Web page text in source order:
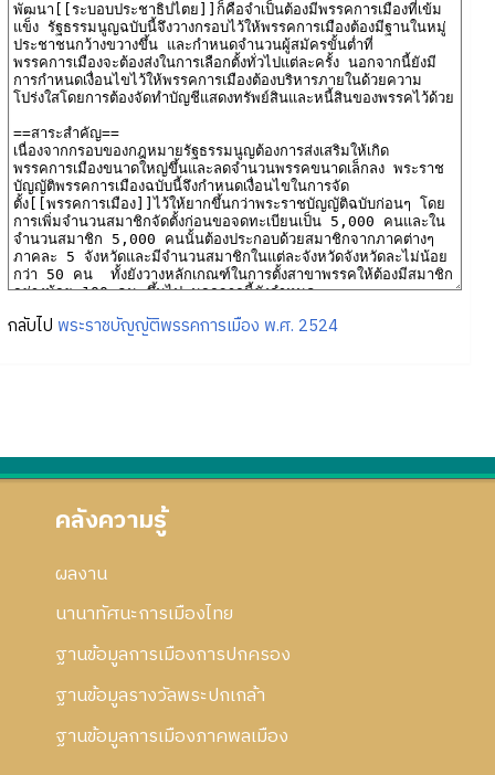
กลับไป พระราชบัญญัติพรรคการเมือง พ.ศ. 2524
คลังความรู้
ผลงาน
นานาทัศนะการเมืองไทย
ฐานข้อมูลการเมืองการปกครอง
ฐานข้อมูลรางวัลพระปกเกล้า
ฐานข้อมูลการเมืองภาคพลเมือง